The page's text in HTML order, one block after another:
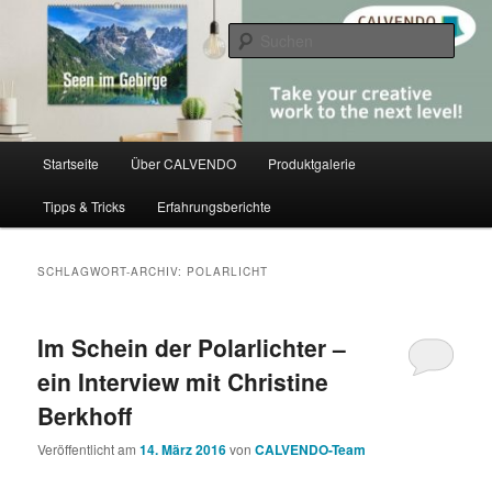
primären
springen
sekundären
springenCALVENDO
share creativity
Startseite Über CALVENDO Produktgalerie
Tipps & Tricks Erfahrungsberichte
SCHLAGWORT-ARCHIV: POLARLICHT
Im Schein der Polarlichter –
ein Interview mit Christine
Berkhoff
Veröffentlicht am14. März 2016vonCALVENDO-Team